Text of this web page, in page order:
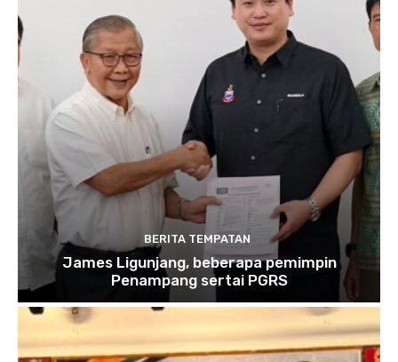
BERITA TEMPATAN
James Ligunjang, beberapa pemimpin
Penampang sertai PGRS